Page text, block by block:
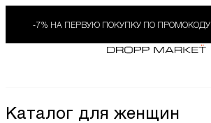
-7% НА ПЕРВУЮ ПОКУПКУ ПО ПРОМОКОДУ
Каталог для женщин